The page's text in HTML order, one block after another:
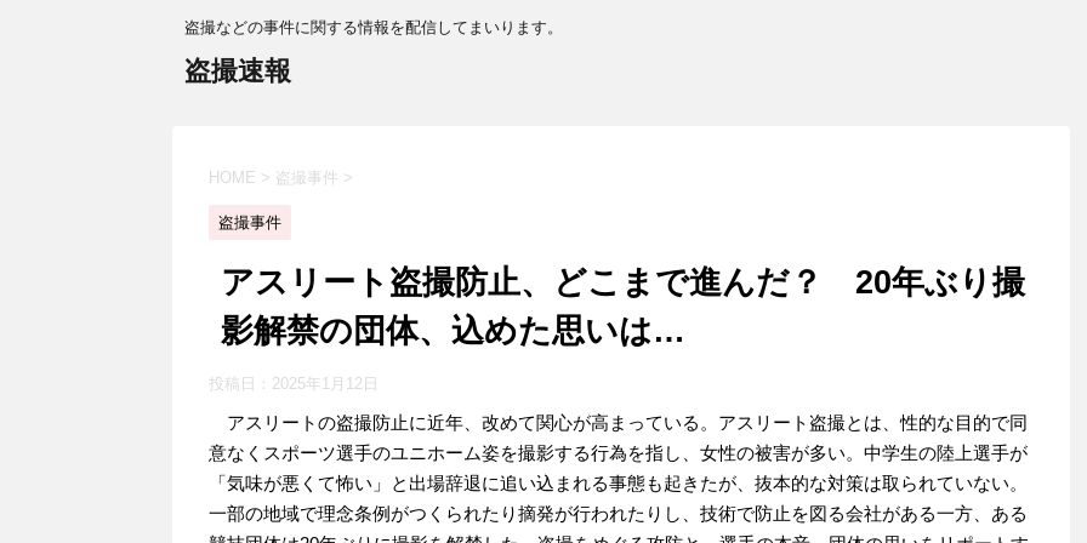
盗撮などの事件に関する情報を配信してまいります。
盗撮速報
HOME > 盗撮事件 >
盗撮事件
アスリート盗撮防止、どこまで進んだ？ 20年ぶり撮
影解禁の団体、込めた思いは…
投稿日： 2025年1月12日
アスリートの盗撮防止に近年、改めて関心が高まっている。アスリート盗撮とは、性的な目的で同
意なくスポーツ選手のユニホーム姿を撮影する行為を指し、女性の被害が多い。中学生の陸上選手が
「気味が悪くて怖い」と出場辞退に追い込まれる事態も起きたが、抜本的な対策は取られていない。
一部の地域で理念条例がつくられたり摘発が行われたりし、技術で防止を図る会社がある一方、ある